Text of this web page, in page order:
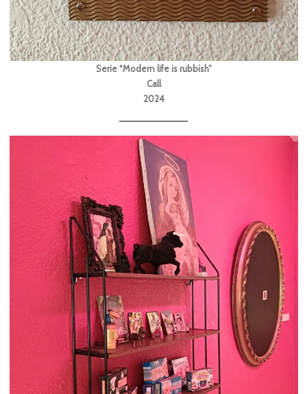
Serie “Modern life is rubbish”
Call
2024